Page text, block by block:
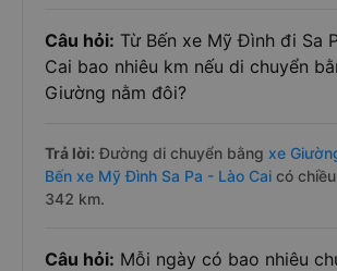
Câu hỏi: Từ Bến xe Mỹ Đình đi Sa
Cai bao nhiêu km nếu di chuyển
Giường nằm đôi?
Trả lời: Đường di chuyển bằng xe
Bến xe Mỹ Đình Sa Pa - Lào Cai có
342 km.
Câu hỏi: Mỗi ngày có bao nhiêu